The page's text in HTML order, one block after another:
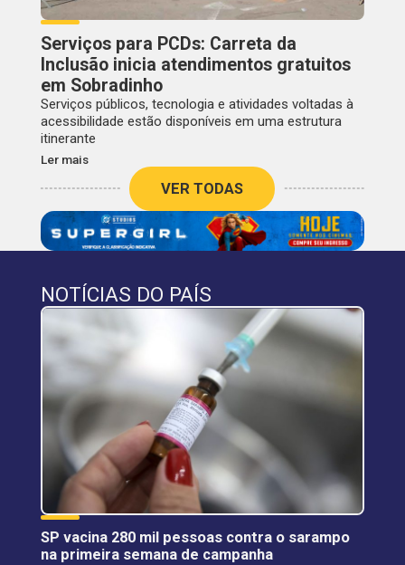
Serviços para PCDs: Carreta da
Inclusão inicia atendimentos gratuitos
em Sobradinho
Serviços públicos, tecnologia e atividades voltadas à
acessibilidade estão disponíveis em uma estrutura
itinerante
Ler mais
VER TODAS
NOTÍCIAS DO PAÍS
SP vacina 280 mil pessoas contra o sarampo
na primeira semana de campanha